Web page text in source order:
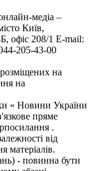
медіа –
Київ,
208/1 E-mail:
205-43-00
на
на
« Новини України
пряме
.
від
матеріалів.
- повинна бути